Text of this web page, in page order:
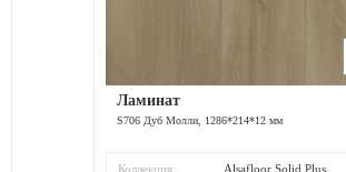
Ламинат
S706 Дуб Молли, 1286*214*12 мм
Коллекция:
Alsafloor Solid Plus